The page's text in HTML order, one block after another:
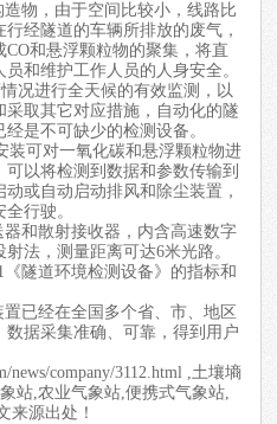
物，由于空间比较小，线路比
经隧道的车辆所排放的废气，
和悬浮颗粒物的聚集，将直
和维护工作人员的人身安全。
况进行全天候的有效监测，以
取其它对应措施，自动化的隧
是不可缺少的检测设备。
装可对一氧化碳和悬浮颗粒物进
以将检测到数据和参数传输到
或自动启动排风和除尘装置，
行驶。
和散射接收器，内含高速数字
法，测量距离可达6米光路。
《隧道环境检测设备》的指标和
已经在全国多个省、市、地区
据采集准确、可靠，得到用户
news/company/3112.html ,土壤墒
站,农业气象站,便携式气象站,
来源出处！